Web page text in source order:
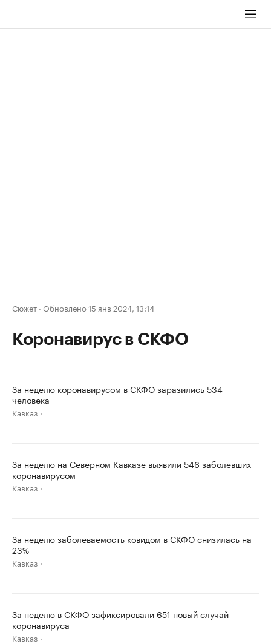
Сюжет · Обновлено 15 янв 2024, 13:14
Коронавирус в СКФО
За неделю коронавирусом в СКФО заразились 534
человека
Кавказ
За неделю на Северном Кавказе выявили 546 заболевших
коронавирусом
Кавказ
За неделю заболеваемость ковидом в СКФО снизилась на
23%
Кавказ
За неделю в СКФО зафиксировали 651 новый случай
коронавируса
Кавказ